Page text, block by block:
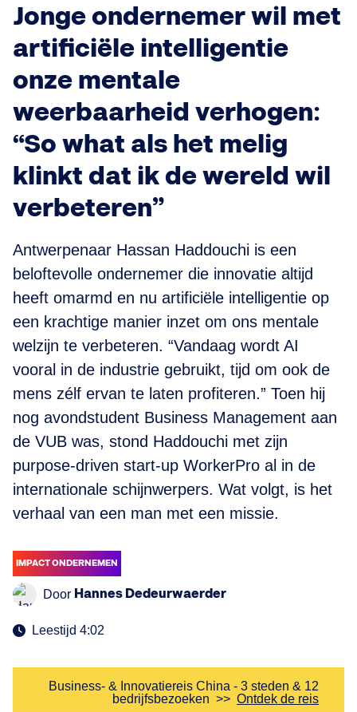
Jonge ondernemer wil met
artificiële intelligentie
onze mentale
weerbaarheid verhogen:
“So what als het melig
klinkt dat ik de wereld wil
verbeteren”
Antwerpenaar Hassan Haddouchi is een
beloftevolle ondernemer die innovatie altijd
heeft omarmd en nu artificiële intelligentie op
een krachtige manier inzet om ons mentale
welzijn te verbeteren. “Vandaag wordt AI
vooral in de industrie gebruikt, tijd om ook de
mens zélf ervan te laten profiteren.” Toen hij
nog avondstudent Business Management aan
de VUB was, stond Haddouchi met zijn
purpose-driven start-up WorkerPro al in de
internationale schijnwerpers. Wat volgt, is het
verhaal van een man met een missie.
IMPACT ONDERNEMEN
Door Hannes Dedeurwaerder
Leestijd 4:02
Business- & Innovatiereis China - 3 steden & 12
bedrijfsbezoeken >> Ontdek de reis